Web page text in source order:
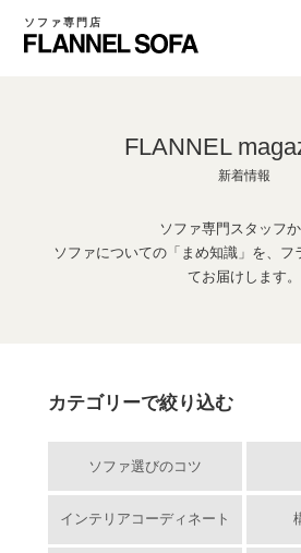
ソファ専門店
FLANNEL
新着情報
ソファ専門スタッフ
ソファについての「まめ知識」を、フ
てお届けします。
カテゴリーで絞り込む
ソファ選びのコツ
インテリアコーディネート